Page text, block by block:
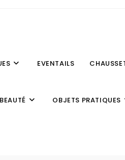
EVENTAILS
OBJETS PRATIQUES